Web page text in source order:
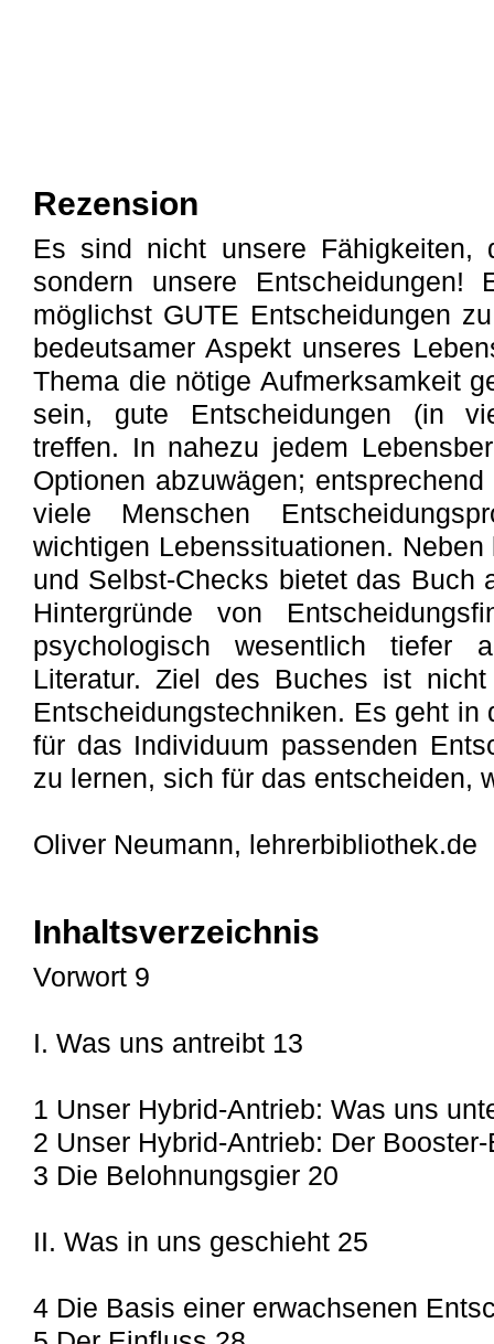
Rezension
Es sind nicht unsere
sondern unsere Entscheidungen!
möglichst GUTE Entscheidungen
bedeutsamer Aspekt unseres
Thema die nötige Aufmerksamkeit
sein, gute Entscheidungen (in
treffen. In nahezu jedem
Optionen abzuwägen;
viele Menschen
wichtigen Lebenssituationen.
und Selbst-Checks bietet das Buch
Hintergründe von
psychologisch wesentlich tiefer
Literatur. Ziel des Buches ist
Entscheidungstechniken. Es geht
für das Individuum passenden
zu lernen, sich für das entscheiden,
Oliver Neumann, lehrerbibliothek.de
Inhaltsverzeichnis
Vorwort 9
I. Was uns antreibt 13
1 Unser Hybrid-Antrieb: Was uns
2 Unser Hybrid-Antrieb: Der
3 Die Belohnungsgier 20
II. Was in uns geschieht 25
4 Die Basis einer erwachsenen